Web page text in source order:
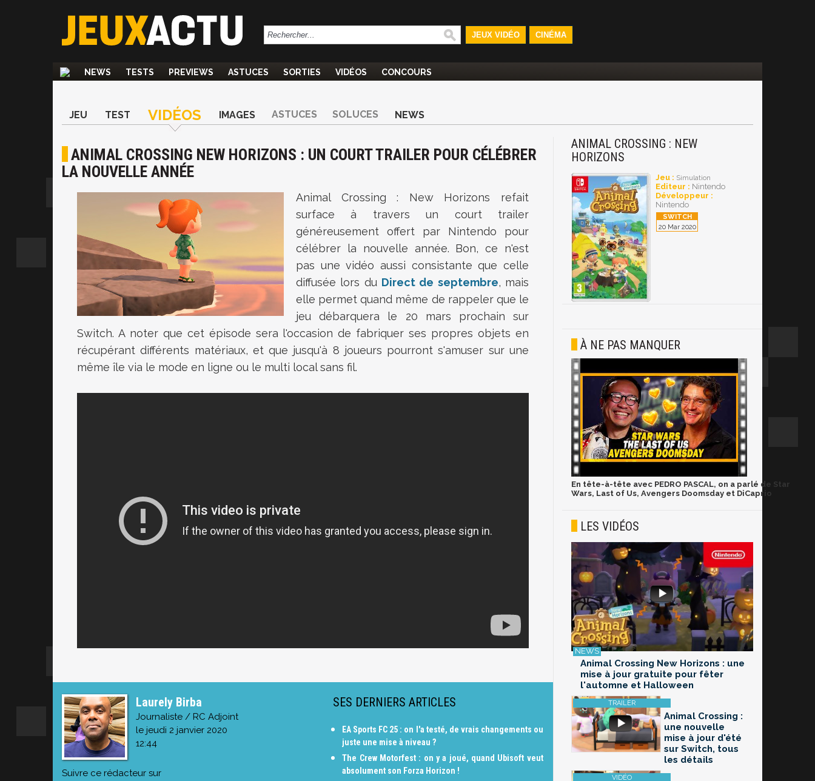
JEUX VIDÉO CINÉMA
NEWS TESTS PREVIEWS ASTUCES SORTIES VIDÉOS CONCOURS
JEU TEST VIDÉOS IMAGES ASTUCES SOLUCES NEWS
ANIMAL CROSSING NEW HORIZONS : UN COURT TRAILER POUR CÉLÉBRER
LA NOUVELLE ANNÉE
Animal Crossing : New Horizons refait
surface à travers un court trailer
généreusement offert par Nintendo pour
célébrer la nouvelle année. Bon, ce n'est
pas une vidéo aussi consistante que celle
diffusée lors du Direct de septembre, mais
elle permet quand même de rappeler que le
jeu débarquera le 20 mars prochain sur
Switch. A noter que cet épisode sera l'occasion de fabriquer ses propres objets en
récupérant différents matériaux, et que jusqu'à 8 joueurs pourront s'amuser sur une
même île via le mode en ligne ou le multi local sans fil.
Laurely Birba
Journaliste / RC Adjoint
le jeudi 2 janvier 2020
12:44
Suivre ce rédacteur sur
SES DERNIERS ARTICLES
EA Sports FC 25 : on l'a testé, de vrais changements ou
juste une mise à niveau ?
The Crew Motorfest : on y a joué, quand Ubisoft veut
absolument son Forza Horizon !
ANIMAL CROSSING : NEW
HORIZONS
Jeu : Simulation
Editeur : Nintendo
Développeur :
Nintendo
20 Mar 2020
À NE PAS MANQUER
En tête-à-tête avec PEDRO PASCAL, on a parlé de Star
Wars, Last of Us, Avengers Doomsday et DiCaprio
LES VIDÉOS
Animal Crossing New Horizons : une
mise à jour gratuite pour fêter
l'automne et Halloween
Animal Crossing :
une nouvelle
mise à jour d'été
sur Switch, tous
les détails